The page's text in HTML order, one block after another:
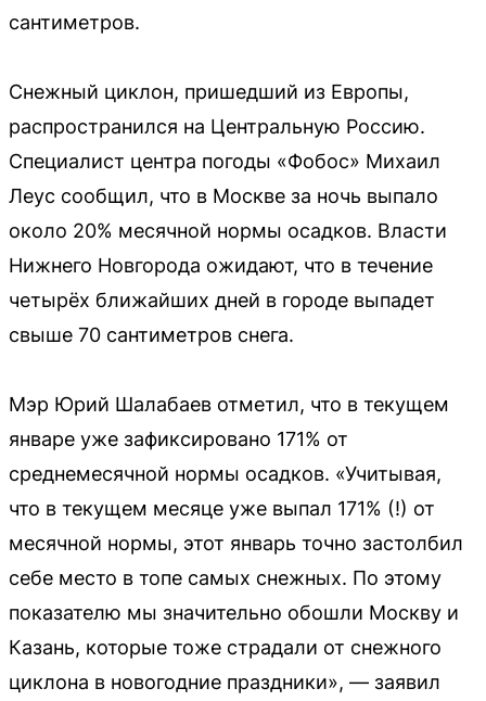
сантиметров.
Снежный циклон, пришедший из Европы,
распространился на Центральную Россию.
Специалист центра погоды «Фобос» Михаил
Леус сообщил, что в Москве за ночь выпало
около 20% месячной нормы осадков. Власти
Нижнего Новгорода ожидают, что в течение
четырёх ближайших дней в городе выпадет
свыше 70 сантиметров снега.
Мэр Юрий Шалабаев отметил, что в текущем
январе уже зафиксировано 171% от
среднемесячной нормы осадков. «Учитывая,
что в текущем месяце уже выпал 171% (!) от
месячной нормы, этот январь точно застолбил
себе место в топе самых снежных. По этому
показателю мы значительно обошли Москву и
Казань, которые тоже страдали от снежного
циклона в новогодние праздники», — заявил